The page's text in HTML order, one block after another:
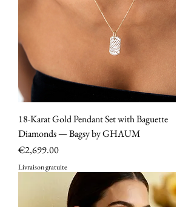
18-Karat Gold Pendant Set with Baguette
Diamonds — Bagsy by GHAUM
Price
€2,699.00
Livraison gratuite